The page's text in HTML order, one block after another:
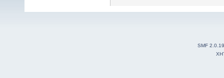
SMF 2.0.19